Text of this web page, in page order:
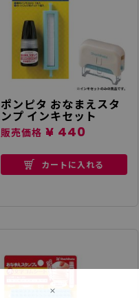
ポンピタ おなまえスタ
ンプ インキセット
販売価格 ¥ 440
カートに入れる